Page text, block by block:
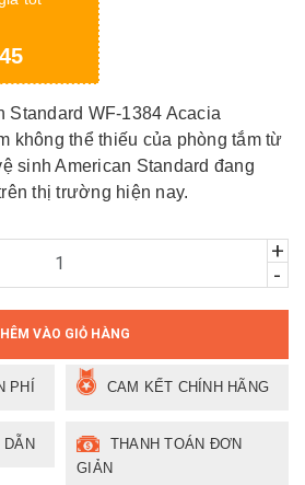
Standard WF-1384 Acacia
không thể thiếu của phòng tắm từ
sinh American Standard đang
thị trường hiện nay.
+
-
VÀO GIỎ HÀNG
PHÍ CAM KẾT CHÍNH HÃNG
DẪN
THANH TOÁN ĐƠN
GIẢN